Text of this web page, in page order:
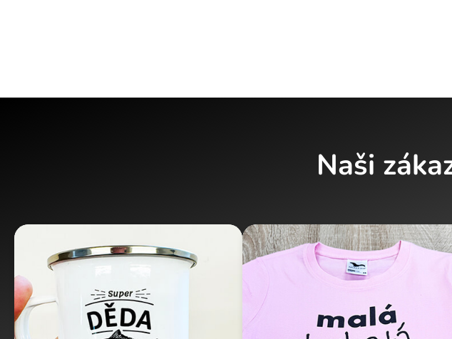
Naši